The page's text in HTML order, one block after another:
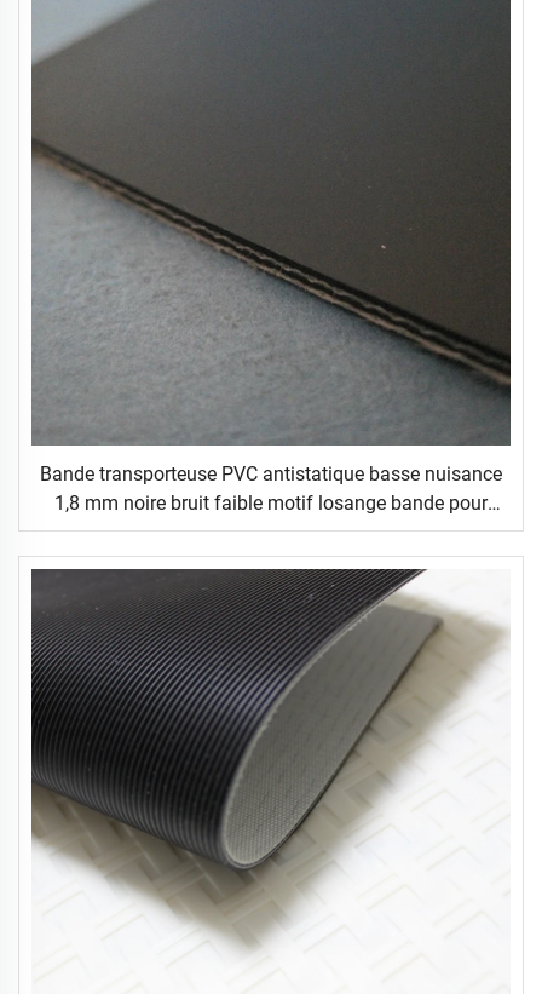
Bande transporteuse PVC antistatique basse nuisance
1,8 mm noire bruit faible motif losange bande pour
tapis de course marche